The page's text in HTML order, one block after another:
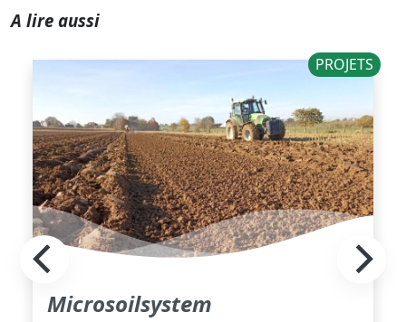
A lire aussi
PROJETS
Microsoilsystem